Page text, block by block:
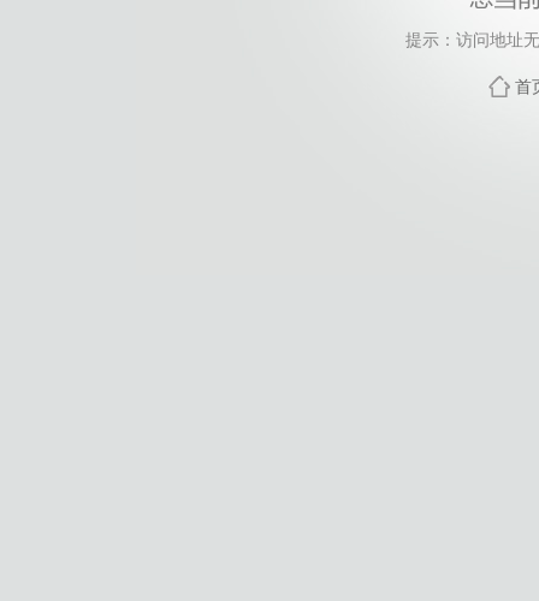
提示：访问地址
首